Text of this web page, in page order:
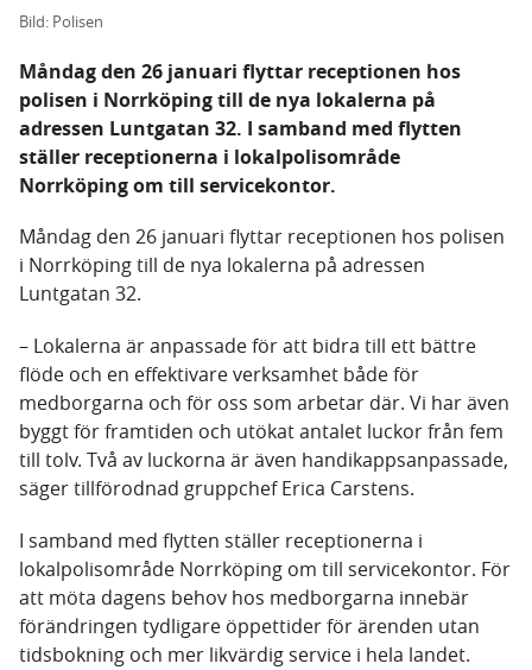
Bild: Polisen
Måndag den 26 januari flyttar receptionen hos
polisen i Norrköping till de nya lokalerna på
adressen Luntgatan 32. I samband med flytten
ställer receptionerna i lokalpolisområde
Norrköping om till servicekontor.
Måndag den 26 januari flyttar receptionen hos polisen
i Norrköping till de nya lokalerna på adressen
Luntgatan 32.
– Lokalerna är anpassade för att bidra till ett bättre
flöde och en effektivare verksamhet både för
medborgarna och för oss som arbetar där. Vi har även
byggt för framtiden och utökat antalet luckor från fem
till tolv. Två av luckorna är även handikappsanpassade,
säger tillförodnad gruppchef Erica Carstens.
I samband med flytten ställer receptionerna i
lokalpolisområde Norrköping om till servicekontor. För
att möta dagens behov hos medborgarna innebär
förändringen tydligare öppettider för ärenden utan
tidsbokning och mer likvärdig service i hela landet.